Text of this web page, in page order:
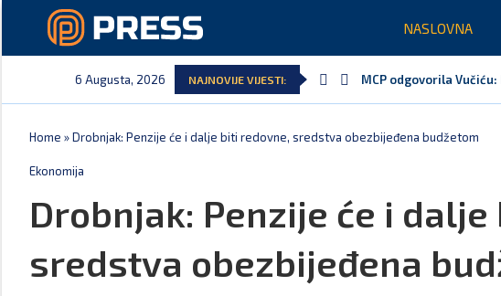
NASLOVNA
6 Augusta, 2026 NAJNOVIJE VIJESTI: MCP odgovorila
Home »Drobnjak: Penzije će i dalje biti redovne, sredstva obezbijeđena budžetom
Ekonomija
Drobnjak: Penzije će i
sredstva obezbijeđena